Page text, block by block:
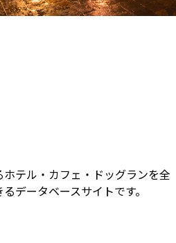
テル・カフェ・ドッグランを全
データベースサイトです。